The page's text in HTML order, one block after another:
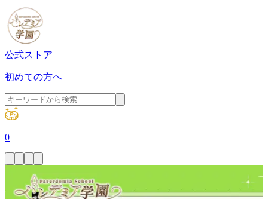
公式ストア
初めての方へ
0